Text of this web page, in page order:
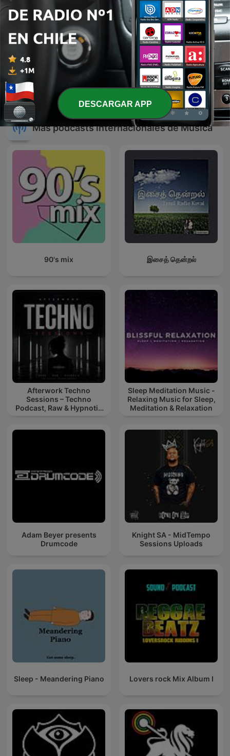
Sonido de Lluvia, Lluvia
Relajante, Lluvia Suave,
Lluvia Nocturna,
Descanso Con Lluvia
MIX REGGAETON
(DJERW1N)
Más podcasts internacionales de Música
90's mix இசைத் தென்றல்
Afterwork Techno
Sessions – Techno
Podcast, Raw & Hypnotic
Sleep Meditation Music -
Relaxing Music for Sleep,
Meditation & Relaxation
Adam Beyer presents
Drumcode
Knight SA - MidTempo
Sessions Uploads
Sleep - Meandering Piano Lovers rock Mix Album I
DESCARGAR APP